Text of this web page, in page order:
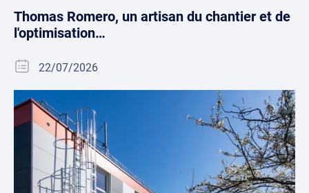
Thomas Romero, un artisan du chantier et de
l'optimisation…
22/07/2026